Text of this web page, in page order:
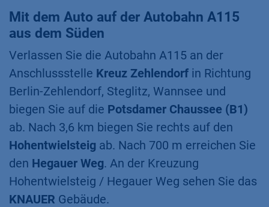
Mit dem Auto auf der Autobahn A115
aus dem Süden
Verlassen Sie die Autobahn A115 an der
Anschlussstelle Kreuz Zehlendorf in Richtung
Berlin-Zehlendorf, Steglitz, Wannsee und
biegen Sie auf die Potsdamer Chaussee (B1)
ab. Nach 3,6 km biegen Sie rechts auf den
Hohentwielsteig ab. Nach 700 m erreichen Sie
den Hegauer Weg. An der Kreuzung
Hohentwielsteig / Hegauer Weg sehen Sie das
KNAUER Gebäude.